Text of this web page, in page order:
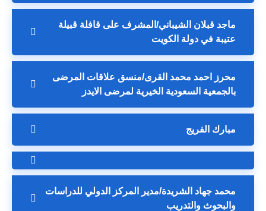
ماجد قبلان الشيباني/المشرف على قافلة قبيلة
عتيبة في دولة الكويت
محرز احمد محمد القرى/منسق علاقات المرضى
بالجمعية السعودية الخيرية لمرضى الايدز
مبارك الفريج
محمد جهاد الشريدة/مدير المركز الدولي للدراسات
والبحوث والتدريب